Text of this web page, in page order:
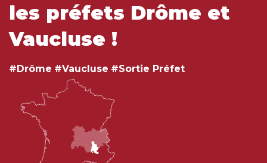
les préfets Drôme et
Vaucluse !
#Drôme #Vaucluse #Sortie Préfet